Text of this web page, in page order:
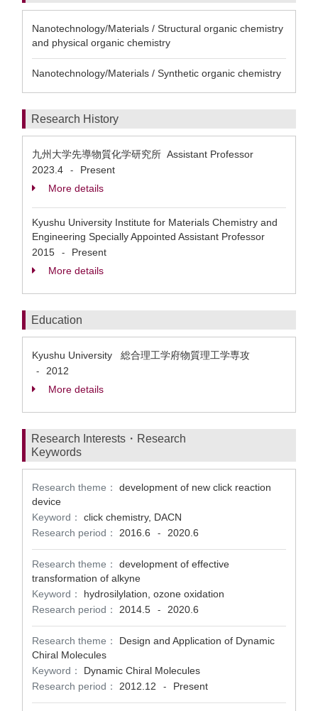
Nanotechnology/Materials / Structural organic chemistry
and physical organic chemistry
Nanotechnology/Materials / Synthetic organic chemistry
Research History
九州大学先導物質化学研究所 Assistant Professor
2023.4
-
Present
More details
Kyushu University Institute for Materials Chemistry and
Engineering Specially Appointed Assistant Professor
2015
-
Present
More details
Education
Kyushu University 総合理工学府物質理工学専攻
-
2012
More details
Research Interests・Research
Keywords
Research theme：
development of new click reaction
device
Keyword：
click chemistry, DACN
Research period：
2016.6 - 2020.6
Research theme：
development of effective
transformation of alkyne
Keyword：
hydrosilylation, ozone oxidation
Research period：
2014.5 - 2020.6
Research theme：
Design and Application of Dynamic
Chiral Molecules
Keyword：
Dynamic Chiral Molecules
Research period：
2012.12 - Present